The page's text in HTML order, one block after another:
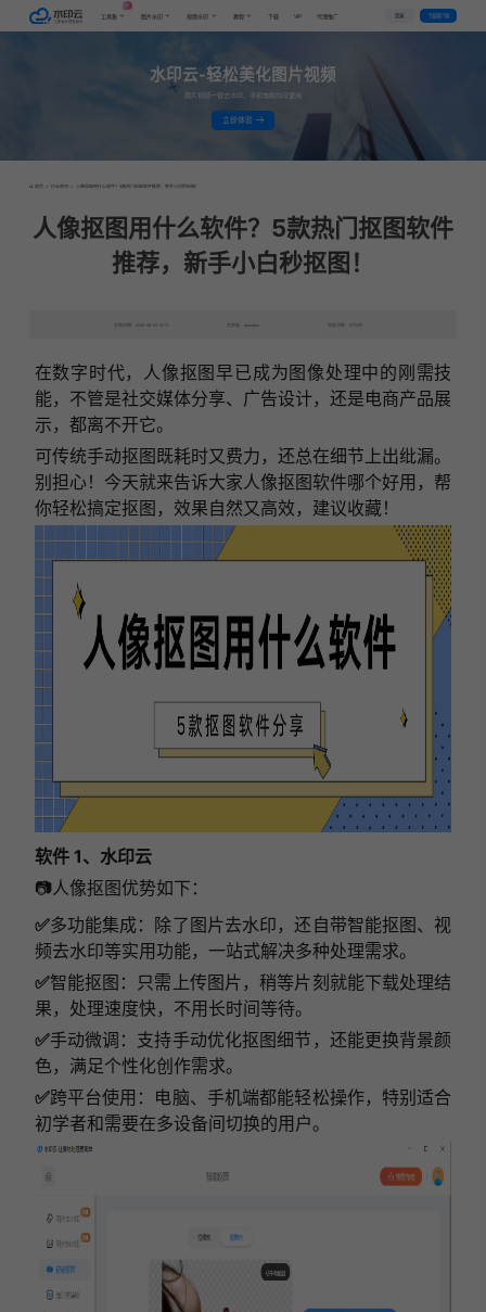
工具集 图片水印 视频水印 教程 下载 VIP 代理推广 登录 下载客户端
水印云-轻松美化图片视频
图片视频一键去水印，手机电脑均可使用
立即体验
首页 > 行业资讯 > 人像抠图用什么软件？5款热门抠图软件推荐，新手小白秒抠图！
人像抠图用什么软件？5款热门抠图软件
推荐，新手小白秒抠图！
发布日期：2025-09-02 16:13 发表者：qianqian 浏览次数：2772次
在数字时代，人像抠图早已成为图像处理中的刚需技
能，不管是社交媒体分享、广告设计，还是电商产品展
示，都离不开它。
可传统手动抠图既耗时又费力，还总在细节上出纰漏。
别担心！今天就来告诉大家人像抠图软件哪个好用，帮
你轻松搞定抠图，效果自然又高效，建议收藏！
软件 1、水印云
📷人像抠图优势如下：
✅多功能集成：除了图片去水印，还自带智能抠图、视
频去水印等实用功能，一站式解决多种处理需求。
✅智能抠图：只需上传图片，稍等片刻就能下载处理结
果，处理速度快，不用长时间等待。
✅手动微调：支持手动优化抠图细节，还能更换背景颜
色，满足个性化创作需求。
✅跨平台使用：电脑、手机端都能轻松操作，特别适合
初学者和需要在多设备间切换的用户。